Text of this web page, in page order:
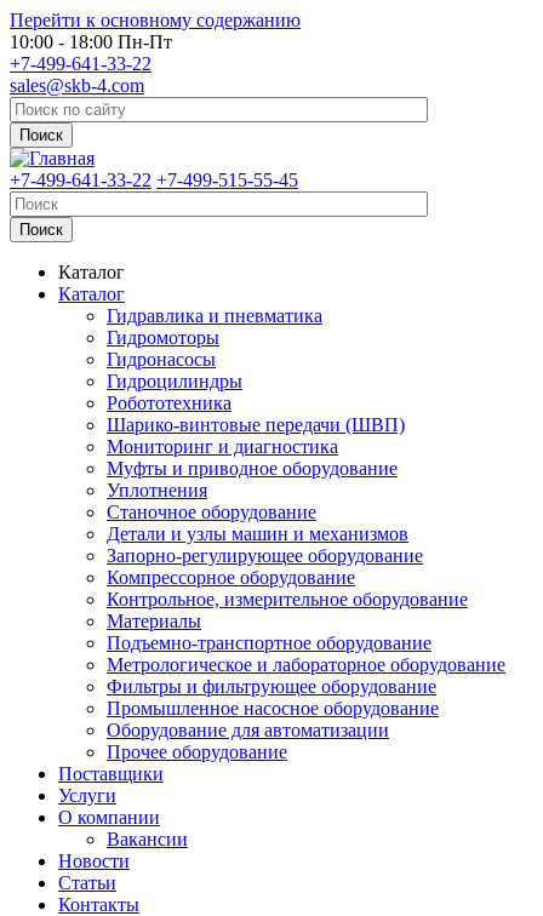
Перейти к основному содержанию
10:00 - 18:00 Пн-Пт
+7-499-641-33-22
sales@skb-4.com
+7-499-641-33-22 +7-499-515-55-45
Каталог
Каталог
Гидравлика и пневматика
Гидромоторы
Гидронасосы
Гидроцилиндры
Робототехника
Шарико-винтовые передачи (ШВП)
Мониторинг и диагностика
Муфты и приводное оборудование
Уплотнения
Станочное оборудование
Детали и узлы машин и механизмов
Запорно-регулирующее оборудование
Компрессорное оборудование
Контрольное, измерительное оборудование
Материалы
Подъемно-транспортное оборудование
Метрологическое и лабораторное оборудование
Фильтры и фильтрующее оборудование
Промышленное насосное оборудование
Оборудование для автоматизации
Прочее оборудование
Поставщики
Услуги
О компании
Вакансии
Новости
Статьи
Контакты